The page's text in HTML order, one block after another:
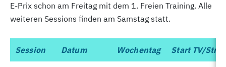
E-Prix schon am Freitag mit dem 1. Freien Training. Alle
weiteren Sessions finden am Samstag statt.
Session Datum Wochentag Start TV/
Session